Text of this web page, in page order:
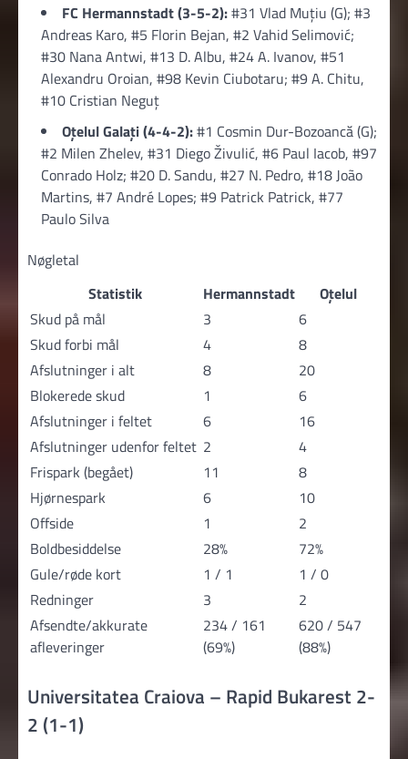
FC Hermannstadt (3-5-2):#31 Vlad Muțiu (G); #3
Andreas Karo, #5 Florin Bejan, #2 Vahid Selimović;
#30 Nana Antwi, #13 D. Albu, #24 A. Ivanov, #51
Alexandru Oroian, #98 Kevin Ciubotaru; #9 A. Chitu,
#10 Cristian Neguț
Oțelul Galați (4-4-2):#1 Cosmin Dur-Bozoancă (G);
#2 Milen Zhelev, #31 Diego Živulić, #6 Paul Iacob, #97
Conrado Holz; #20 D. Sandu, #27 N. Pedro, #18 João
Martins, #7 André Lopes; #9 Patrick Patrick, #77
Paulo Silva
Nøgletal
Statistik
Hermannstadt
Oțelul
Skud på mål
3
6
Skud forbi mål
4
8
Afslutninger i alt
8
20
Blokerede skud
1
6
Afslutninger i feltet
6
16
Afslutninger udenfor feltet 2
4
Frispark (begået)
11
8
Hjørnespark
6
10
Offside
1
2
Boldbesiddelse
28%
72%
Gule/røde kort
1 / 1
1 / 0
Redninger
3
2
Afsendte/akkurate
afleveringer
234 / 161
(69%)
620 / 547
(88%)
Universitatea Craiova – Rapid Bukarest 2-
2 (1-1)